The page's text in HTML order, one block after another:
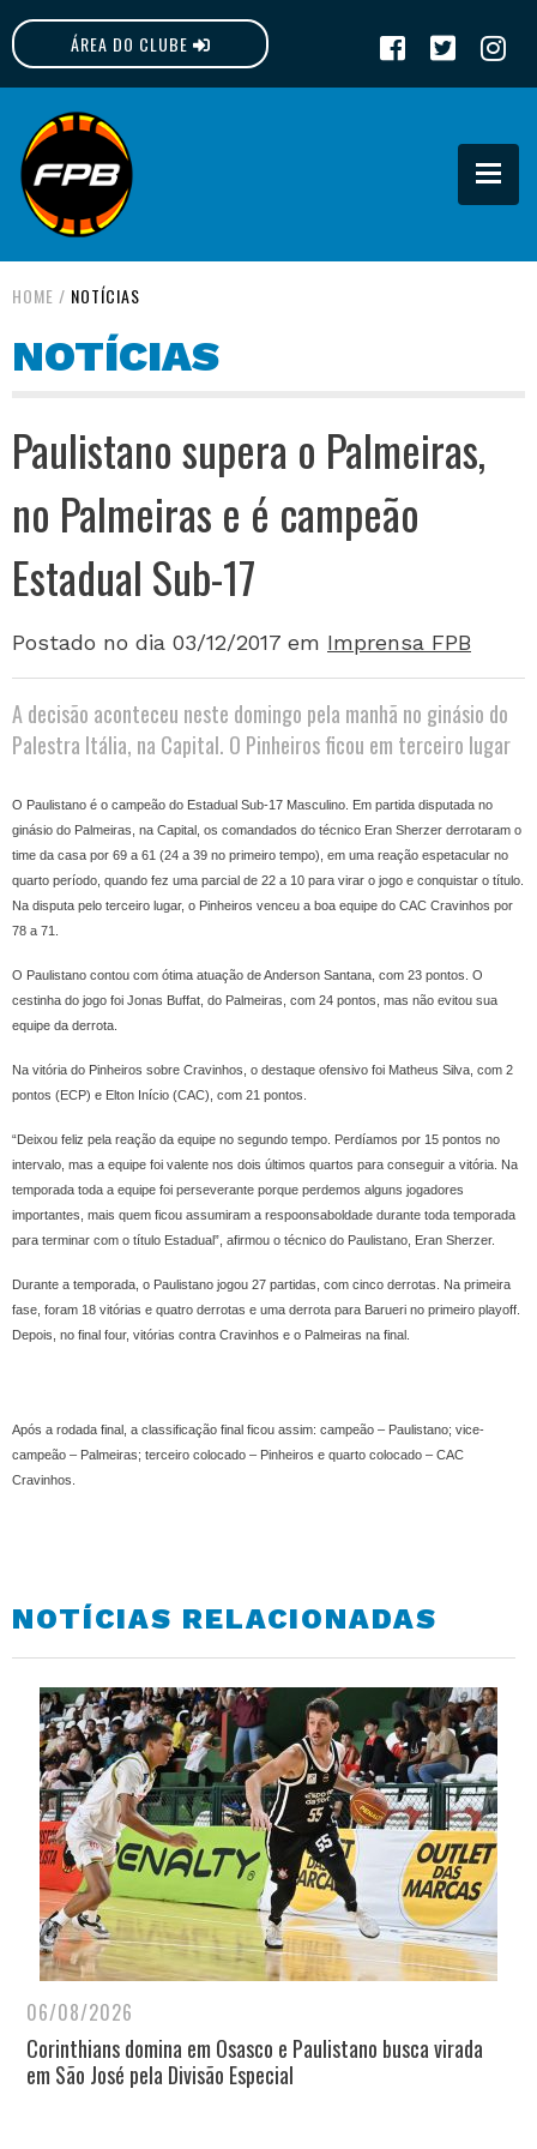
ÁREA DO CLUBE
FPB
HOME / NOTÍCIAS
NOTÍCIAS
Paulistano supera o Palmeiras,
no Palmeiras e é campeão
Estadual Sub-17
Postado no dia 03/12/2017 em Imprensa FPB
A decisão aconteceu neste domingo pela manhã no ginásio do
Palestra Itália, na Capital. O Pinheiros ficou em terceiro lugar
O Paulistano é o campeão do Estadual Sub-17 Masculino. Em partida disputada no
ginásio do Palmeiras, na Capital, os comandados do técnico Eran Sherzer derrotaram o
time da casa por 69 a 61 (24 a 39 no primeiro tempo), em uma reação espetacular no
quarto período, quando fez uma parcial de 22 a 10 para virar o jogo e conquistar o título.
Na disputa pelo terceiro lugar, o Pinheiros venceu a boa equipe do CAC Cravinhos por
78 a 71.
O Paulistano contou com ótima atuação de Anderson Santana, com 23 pontos. O
cestinha do jogo foi Jonas Buffat, do Palmeiras, com 24 pontos, mas não evitou sua
equipe da derrota.
Na vitória do Pinheiros sobre Cravinhos, o destaque ofensivo foi Matheus Silva, com 2
pontos (ECP) e Elton Início (CAC), com 21 pontos.
“Deixou feliz pela reação da equipe no segundo tempo. Perdíamos por 15 pontos no
intervalo, mas a equipe foi valente nos dois últimos quartos para conseguir a vitória. Na
temporada toda a equipe foi perseverante porque perdemos alguns jogadores
importantes, mais quem ficou assumiram a respoonsaboldade durante toda temporada
para terminar com o título Estadual”, afirmou o técnico do Paulistano, Eran Sherzer.
Durante a temporada, o Paulistano jogou 27 partidas, com cinco derrotas. Na primeira
fase, foram 18 vitórias e quatro derrotas e uma derrota para Barueri no primeiro playoff.
Depois, no final four, vitórias contra Cravinhos e o Palmeiras na final.
Após a rodada final, a classificação final ficou assim: campeão – Paulistano; vice-
campeão – Palmeiras; terceiro colocado – Pinheiros e quarto colocado – CAC
Cravinhos.
NOTÍCIAS RELACIONADAS
06/08/2026
Corinthians domina em Osasco e Paulistano busca virada
em São José pela Divisão Especial